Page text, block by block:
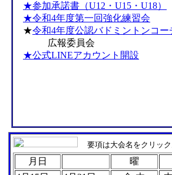
★参加承諾書（U12・U15・U18）
★令和4年度第一回強化練習会
★令和4年度公認バドミントンコー
広報委員会
★公式LINEアカウント開設
要項は大会名をクリッ
月日 曜